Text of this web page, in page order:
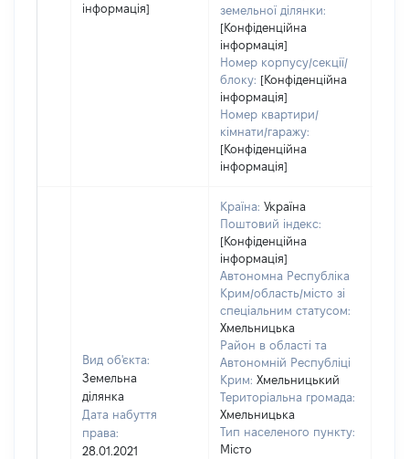
інформація]
земельної ділянки:
[Конфіденційна
інформація]
Номер корпусу/секції/
блоку: [Конфіденційна
інформація]
Номер квартири/
кімнати/гаражу:
[Конфіденційна
інформація]
Вид об'єкта:
Земельна
ділянка
Дата набуття
права:
28.01.2021
Країна: Україна
Поштовий індекс:
[Конфіденційна
інформація]
Автономна Республіка
Крим/область/місто зі
спеціальним статусом:
Хмельницька
Район в області та
Автономній Республіці
Крим: Хмельницький
Територіальна громада:
Хмельницька
Тип населеного пункту:
Місто